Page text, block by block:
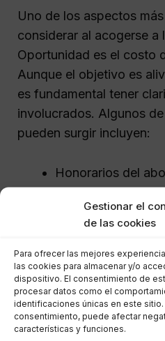
Gestionar el
de las cookies
Para ofrecer las mejores
las cookies para almacenar y/o
dispositivo. El consentimiento de
procesar datos como el
identificaciones únicas en este
consentimiento, puede afectar
características y funciones.
Uno de los aspectos
considerar al acogerse a
Oportunidad es el costo
Aunque el objetivo es
es fundamental tener
involucrados. Algunos
pueden surgir incluyen:
Honorarios del
Costos
de documentos.
Gastos asociados
los acreedores.
Es recomendable
antemano con el
plan financiero que no